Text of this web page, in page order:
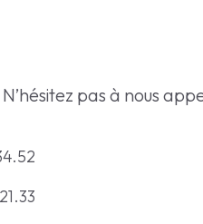
N’hésitez pas à nous